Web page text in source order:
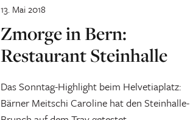
Zmorge in Bern:
Restaurant Steinhalle
Das Sonntag-Highlight beim Helvetiaplatz:
Bärner Meitschi Caroline hat den Steinhalle-
13. Mai 2018